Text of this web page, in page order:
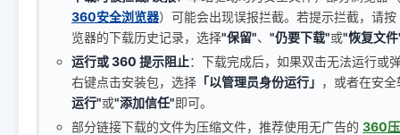
360安全浏览器）可能会出现误报拦截。若提示拦截，请按
览器的下载历史记录，选择"保留"、 "仍要下载"或"恢复文
运行或 360 提示阻止：下载完成后，如果双击无法运行或
右键点击安装包，选择 「以管理员身份运行」 ，或者在安
运行"或"添加信任"即可。
部分链接下载的文件为压缩文件，推荐使用无广告的 360